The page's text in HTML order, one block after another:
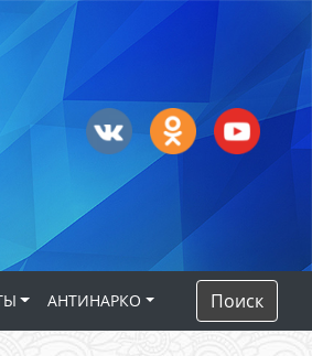
АНТИНАРКО Поиск